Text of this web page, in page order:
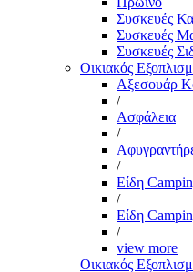
Συσκευές
Συσκευές
Συσκευές
Οικιακός
Αξεσουάρ
/
Ασφάλεια
/
/
Είδη
/
Είδη
/
view more
Οικιακός